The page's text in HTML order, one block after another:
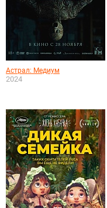
Астрал: Медиум
2024